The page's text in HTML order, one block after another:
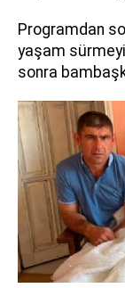
Programdan
yaşam
sonra